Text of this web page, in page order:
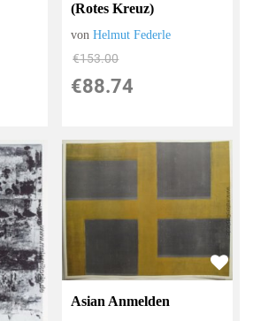
(Rotes Kreuz)
vonHelmut Federle
€153.00
€88.74
Asian Anmelden